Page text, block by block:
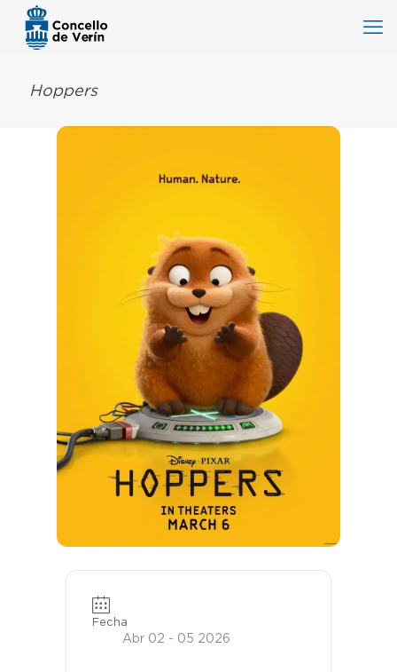
Hoppers
Fecha
Abr 02 - 05 2026